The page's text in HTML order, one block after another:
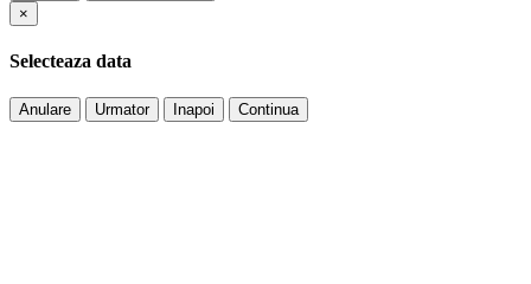
×
Selecteaza data
Anulare